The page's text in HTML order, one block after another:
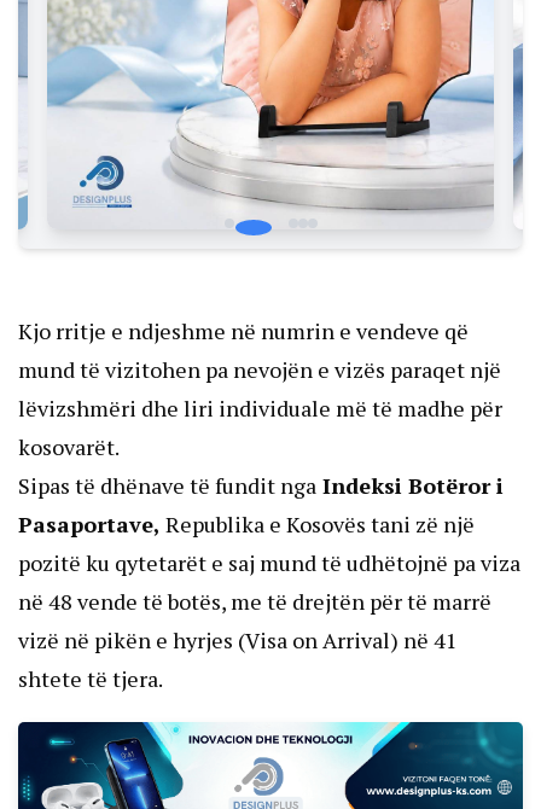
Kjo rritje e ndjeshme në numrin e vendeve që
mund të vizitohen pa nevojën e vizës paraqet një
lëvizshmëri dhe liri individuale më të madhe për
kosovarët.
Sipas të dhënave të fundit nga Indeksi Botëror i
Pasaportave, Republika e Kosovës tani zë një
pozitë ku qytetarët e saj mund të udhëtojnë pa viza
në 48 vende të botës, me të drejtën për të marrë
vizë në pikën e hyrjes (Visa on Arrival) në 41
shtete të tjera.